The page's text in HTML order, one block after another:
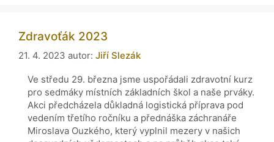
Zdravoťák 2023
21. 4. 2023 autor: Jiří Slezák
Ve středu 29. března jsme uspořádali zdravotní kurz
pro sedmáky místních základních škol a naše prváky.
Akci předcházela důkladná logistická příprava pod
vedením třetího ročníku a přednáška záchranáře
Miroslava Ouzkého, který vyplnil mezery v našich